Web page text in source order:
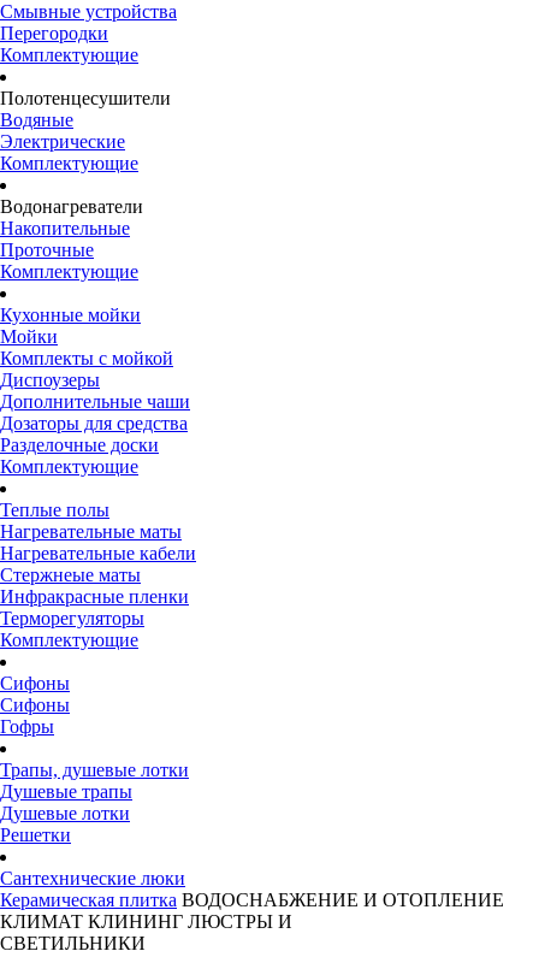
Смывные устройства
Перегородки
Комплектующие
Полотенцесушители
Водяные
Электрические
Комплектующие
Водонагреватели
Накопительные
Проточные
Комплектующие
Кухонные мойки
Мойки
Комплекты с мойкой
Диспоузеры
Дополнительные чаши
Дозаторы для средства
Разделочные доски
Комплектующие
Теплые полы
Нагревательные маты
Нагревательные кабели
Стержнеые маты
Инфракрасные пленки
Терморегуляторы
Комплектующие
Сифоны
Сифоны
Гофры
Трапы, душевые лотки
Душевые трапы
Душевые лотки
Решетки
Сантехнические люки
Керамическая плитка ВОДОСНАБЖЕНИЕ И ОТОПЛЕНИЕ
КЛИМАТ КЛИНИНГ ЛЮСТРЫ И
СВЕТИЛЬНИКИ